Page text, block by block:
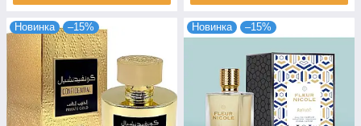
Новинка –15% Новинка –15%